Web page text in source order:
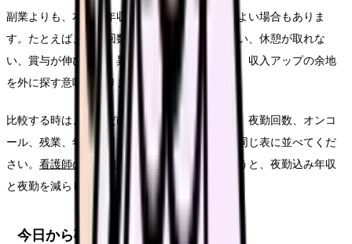
副業よりも、本業の年収や働き方を変えた方がよい場合もありま
す。たとえば、夜勤回数が多いのに基本給が低い、休憩が取れな
い、賞与が伸びない、昇給説明がない職場では、収入アップの余地
を外に探す意味があります。
比較する時は、年収だけでなく、基本給、賞与、夜勤回数、オンコ
ール、残業、年間休日、教育体制、通勤時間を同じ表に並べてくだ
さい。 看護師の年収相場の見方 と 給与診断
を使うと、夜勤込み年収
と夜勤を減らした年収を分けて整理できます。
今日から確認するチェックリスト